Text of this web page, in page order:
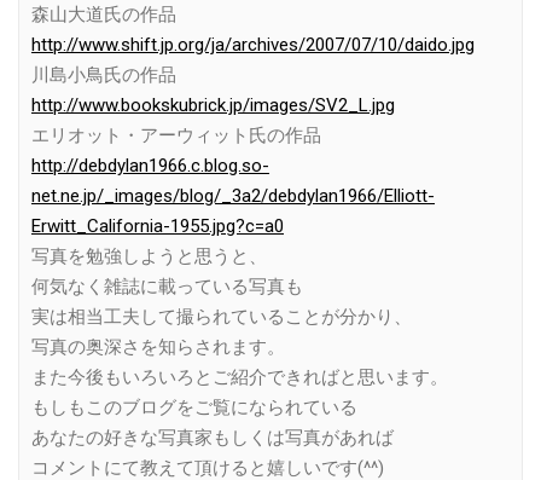
森山大道氏の作品
http://www.shift.jp.org/ja/archives/2007/07/10/daido.jpg
川島小鳥氏の作品
http://www.bookskubrick.jp/images/SV2_L.jpg
エリオット・アーウィット氏の作品
http://debdylan1966.c.blog.so-
net.ne.jp/_images/blog/_3a2/debdylan1966/Elliott-
Erwitt_California-1955.jpg?c=a0
写真を勉強しようと思うと、
何気なく雑誌に載っている写真も
実は相当工夫して撮られていることが分かり、
写真の奥深さを知らされます。
また今後もいろいろとご紹介できればと思います。
もしもこのブログをご覧になられている
あなたの好きな写真家もしくは写真があれば
コメントにて教えて頂けると嬉しいです(^^)